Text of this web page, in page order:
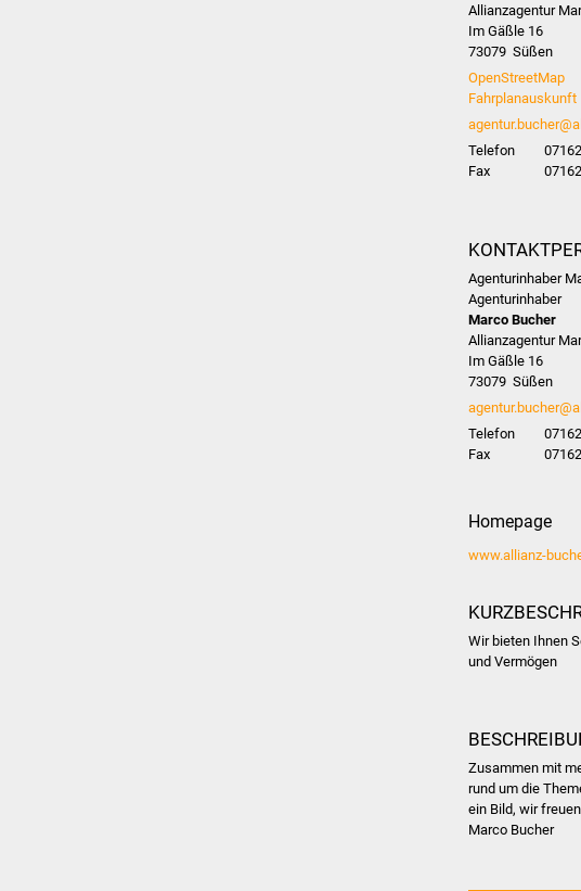
Allianzagentur
Im Gäßle 16
73079 Süßen
OpenStreetMap
Fahrplanauskunft
Telefon
Fax
Agenturinhaber
Agenturinhaber
Marco Bucher
Allianzagentur
Im Gäßle 16
73079 Süßen
Telefon
Fax
Homepage
www.allianz-
Wir bieten Ihnen
und Vermögen
Zusammen mit
rund um die
ein Bild, wir
Marco Bucher